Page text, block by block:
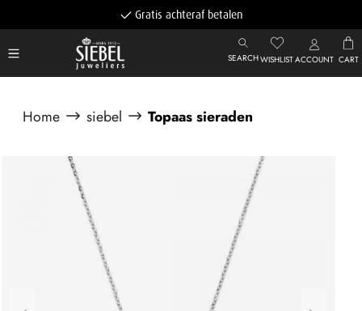
Gratis achteraf betalen
SEARCHWISHLISTACCOUNT CART
Home siebel Topaas sieraden
Afbeeldingengalerij overslaan